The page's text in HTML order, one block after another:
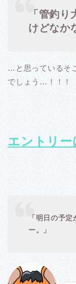
「管釣
けどなか
…と思っているそ
でしょう…！！！
エントリー
「明日の予
ー。」